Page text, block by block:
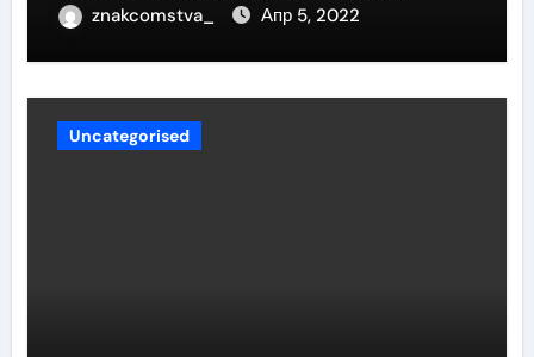
znakcomstva_ Апр 5, 2022
Uncategorised